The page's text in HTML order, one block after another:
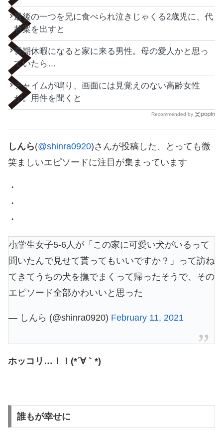
最後の一つを兄に食べられ泣きじゃくる2歳児に、代
替案を出すと
長期休暇になると家に来る男性。母の愛人かと思っ
ていたら…
チャイムが鳴り、画面には見覚えのない高齢女性
が。用件を聞くと
Recommended by
しんら(@shinra0920)さんが投稿した、とっても微
笑ましいエピソードに注目が集まっています
・
・
・
小学生女子5-6人が「この家に可愛い犬がいるって
聞いたんで見せて貰ってもいいですか？」って訪ね
てきてうちの犬を撫でまくって帰ったそうで、その
エピソード全部かわいいと思った
— しんら (@shinra0920) February 11, 2021
ホッコリ…！！(*´∀｀*)
誰もが幸せに